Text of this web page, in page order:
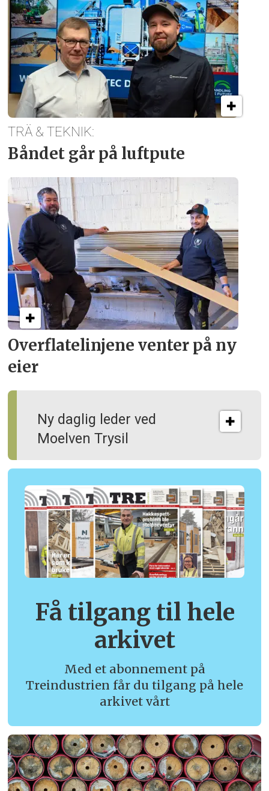
Overflate­linjene venter på ny
eier
Ny daglig leder ved
Moelven Trysil
TRÄ & TEKNIK:
Båndet går på luftpute
Få tilgang til hele
arkivet
Med et abonnement på
Treindustrien får du tilgang på hele
arkivet vårt